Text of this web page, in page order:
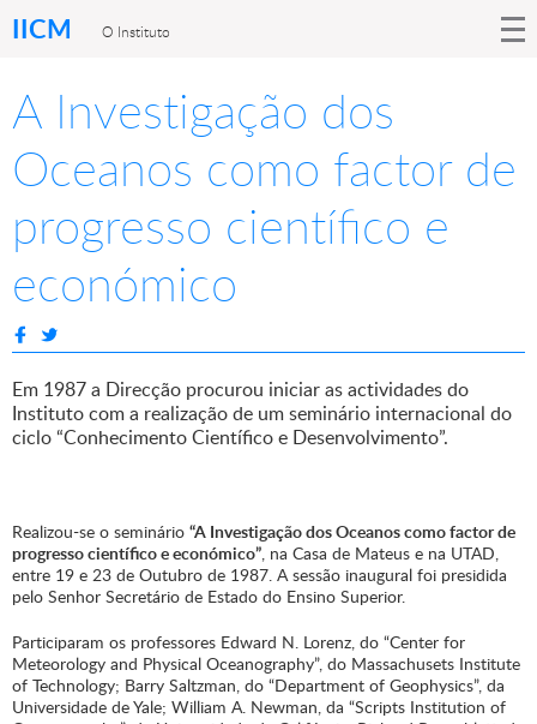
IICM O Instituto
A Investigação dos
Oceanos como factor de
progresso científico e
económico
Em 1987 a Direcção procurou iniciar as actividades do
Instituto com a realização de um seminário internacional do
ciclo “Conhecimento Científico e Desenvolvimento”.
Realizou-se o seminário “A Investigação dos Oceanos como factor de
progresso científico e económico”, na Casa de Mateus e na UTAD,
entre 19 e 23 de Outubro de 1987. A sessão inaugural foi presidida
pelo Senhor Secretário de Estado do Ensino Superior.
Participaram os professores Edward N. Lorenz, do “Center for
Meteorology and Physical Oceanography”, do Massachusets Institute
of Technology; Barry Saltzman, do “Department of Geophysics”, da
Universidade de Yale; William A. Newman, da “Scripts Institution of